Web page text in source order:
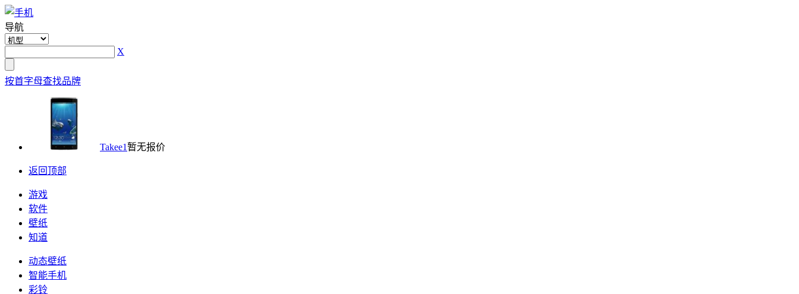
导航
X
按首字母查找品牌
Takee1 暂无报价
返回顶部
游戏
软件
壁纸
知道
动态壁纸
智能手机
彩铃